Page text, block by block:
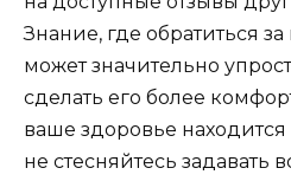
Знание, где обратиться
может значительно
сделать его более
ваше здоровье
не стесняйтесь задавать